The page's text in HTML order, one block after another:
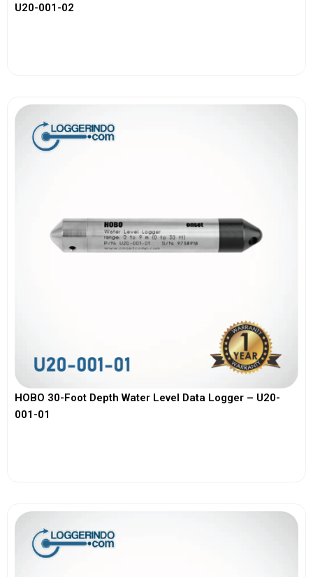
U20-001-02
HOBO 30-Foot Depth Water Level Data Logger – U20-
001-01